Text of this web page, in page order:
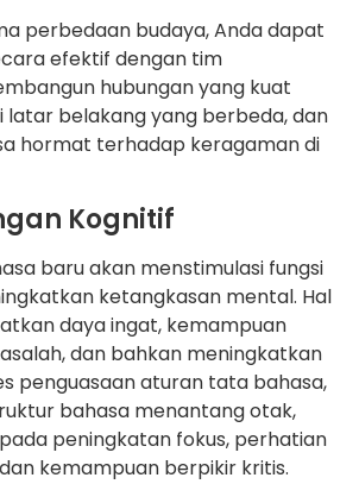
perbedaan budaya, Anda dapat
efektif dengan tim
hubungan yang kuat
latar belakang yang berbeda, dan
hormat terhadap keragaman di
Kognitif
baru akan menstimulasi fungsi
ketangkasan mental. Hal
daya ingat, kemampuan
dan bahkan meningkatkan
penguasaan aturan tata bahasa,
bahasa menantang otak,
peningkatan fokus, perhatian
kemampuan berpikir kritis.